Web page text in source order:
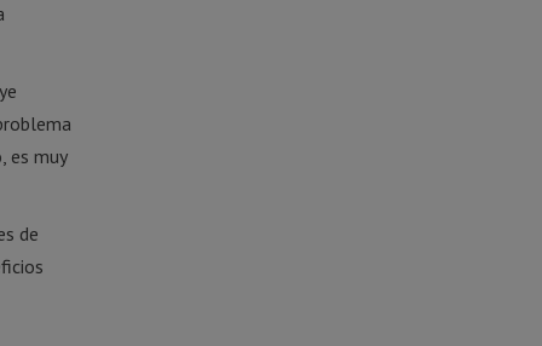
es muy
de